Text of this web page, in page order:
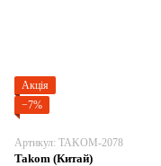
Акція
−7%
Артикул: TAKOM-2078
Takom (Китай)